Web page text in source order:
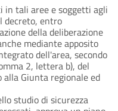
tali aree e soggetti agli
decreto, entro
della deliberazione
mediante apposito
dell'area, secondo
2, lettera b), del
Giunta regionale ed
studio di sicurezza